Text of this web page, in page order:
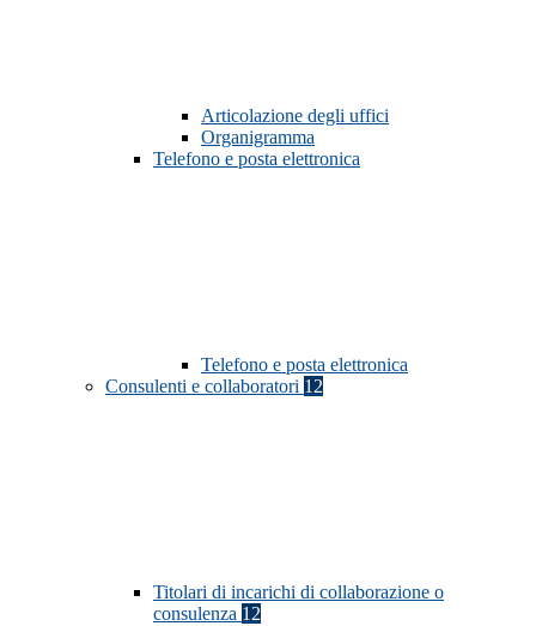
Articolazione degli uffici
Organigramma
Telefono e posta elettronica
Telefono e posta elettronica
Consulenti e collaboratori 12
Titolari di incarichi di collaborazione o
consulenza 12